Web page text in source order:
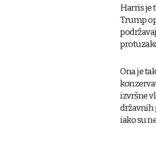
Harris je
Trump
Ona je
izvršne
državnih
iako su